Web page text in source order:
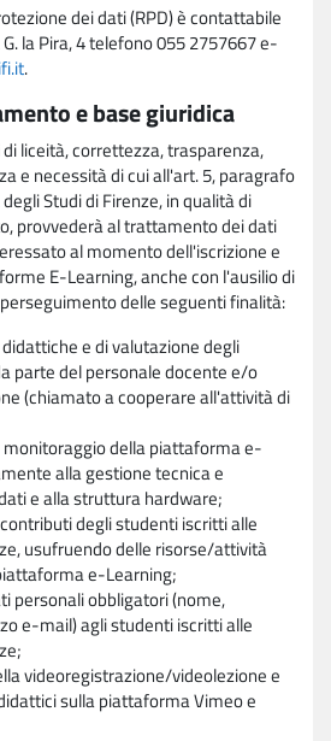
dei dati (RPD) è contattabile
la Pira, 4 telefono 055 2757667 e-
.
e base giuridica
liceità, correttezza, trasparenza,
e necessità di cui all'art. 5, paragrafo
Studi di Firenze, in qualità di
provvederà al trattamento dei dati
al momento dell'iscrizione e
E-Learning, anche con l'ausilio di
delle seguenti finalità:
e di valutazione degli
parte del personale docente e/o
(chiamato a cooperare all'attività di
della piattaforma e-
alla gestione tecnica e
e alla struttura hardware;
degli studenti iscritti alle
usufruendo delle risorse/attività
e-Learning;
personali obbligatori (nome,
e-mail) agli studenti iscritti alle
videoregistrazione/videolezione e
sulla piattaforma Vimeo e